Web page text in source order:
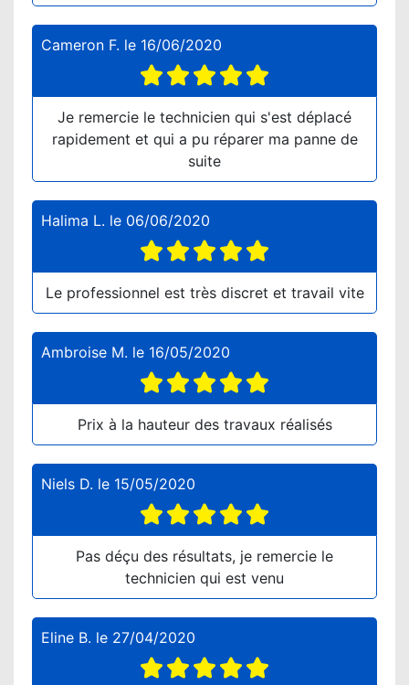
Cameron F. le 16/06/2020
Je remercie le technicien qui s'est déplacé
rapidement et qui a pu réparer ma panne de
suite
Halima L. le 06/06/2020
Le professionnel est très discret et travail vite
Ambroise M. le 16/05/2020
Prix à la hauteur des travaux réalisés
Niels D. le 15/05/2020
Pas déçu des résultats, je remercie le
technicien qui est venu
Eline B. le 27/04/2020